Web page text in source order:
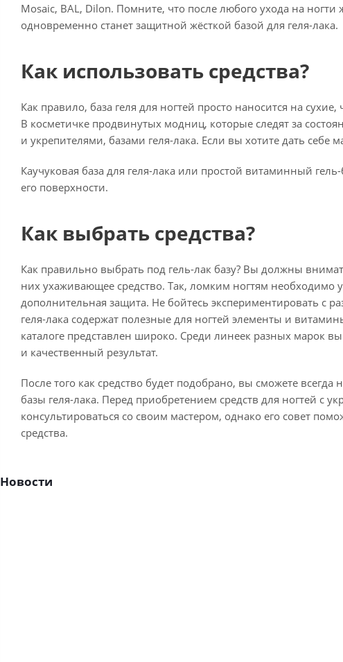
Mosaic, BAL, Dilon. Помните, что после любого ухода на
одновременно станет защитной жёсткой базой для геля-лака.
Как использовать средства?
Как правило, база геля для ногтей просто наносится на
В косметичке продвинутых модниц, которые следят за
и укрепителями, базами геля-лака. Если вы хотите дать себе
Каучуковая база для геля-лака или простой витаминный
его поверхности.
Как выбрать средства?
Как правильно выбрать под гель-лак базу? Вы должны
них ухаживающее средство. Так, ломким ногтям
дополнительная защита. Не бойтесь экспериментировать с
геля-лака содержат полезные для ногтей элементы и
каталоге представлен широко. Среди линеек разных марок
и качественный результат.
После того как средство будет подобрано, вы сможете
базы геля-лака. Перед приобретением средств для ногтей с
консультироваться со своим мастером, однако его совет
средства.
Новости